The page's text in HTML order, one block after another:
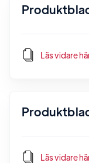
Läs vidare
Läs vidare